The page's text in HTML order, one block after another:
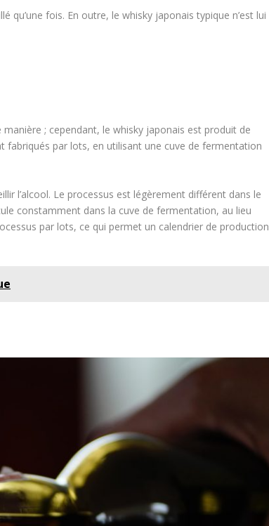
qu’une fois. En outre, le whisky japonais typique n’est lui
; cependant, le whisky japonais est produit de
fabriqués par lots, en utilisant une cuve de fermentation
l’alcool. Le processus est légèrement différent dans le
constamment dans la cuve de fermentation, au lieu
par lots, ce qui permet un calendrier de production